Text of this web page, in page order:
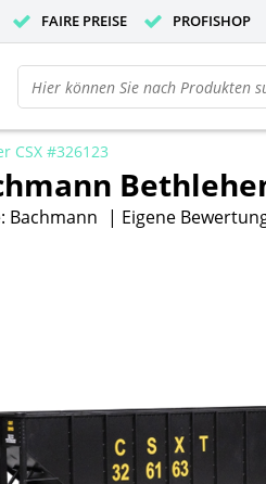
FAIRE PREISE PROFISHOP
CSX #326123
Bachmann | Eigene